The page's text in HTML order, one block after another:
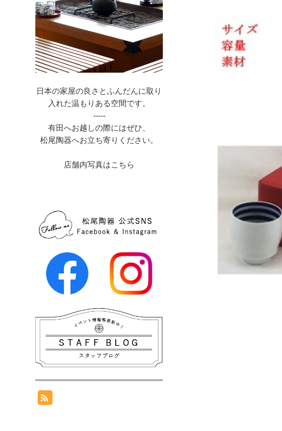
日本の家屋の良さとふんだんに取り
入れた温もりある空間です。
-----
有田へお越しの際にはぜひ、
松尾陶器へお立ち寄りください。
店舗内写真はこちら